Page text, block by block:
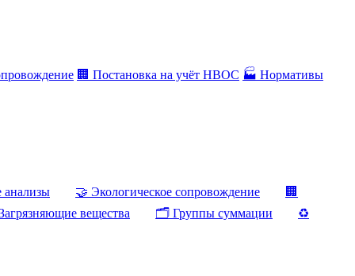
🏢 Постановка на учёт НВОС 🏭 Нормативы
анализы 🤝 Экологическое сопровождение
🏢
вещества
🗂️ Группы суммации ♻️